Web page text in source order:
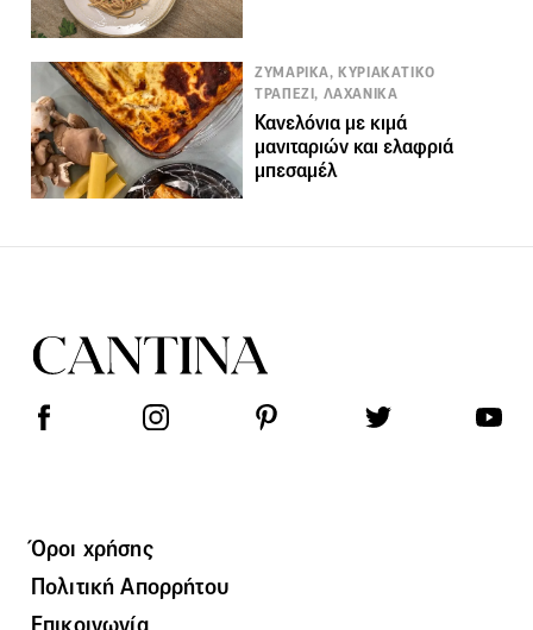
ΖΥΜΑΡΙΚΑ, ΚΥΡΙΑΚΑΤΙΚΟ
ΤΡΑΠΕΖΙ, ΛΑΧΑΝΙΚΑ
Κανελόνια με κιμά
μανιταριών και ελαφριά
μπεσαμέλ
Όροι χρήσης
Πολιτική Απορρήτου
Επικοινωνία